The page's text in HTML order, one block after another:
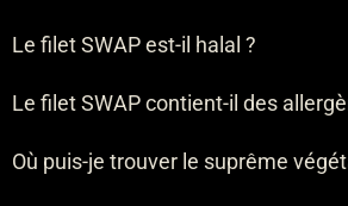
Le filet SWAP est-il halal ?
Le filet SWAP contient-il des
Où puis-je trouver le suprême